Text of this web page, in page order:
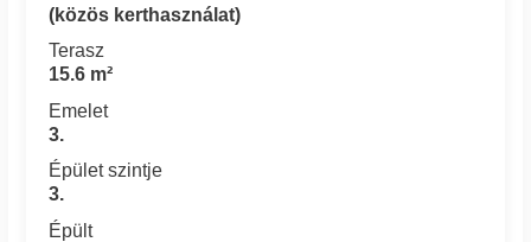
(közös kerthasználat)
Terasz
15.6 m²
Emelet
3.
Épület szintje
3.
Épült